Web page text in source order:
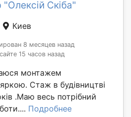
Скіба"
Киев
8 месяцев назад
15 часов назад
монтажем
Стаж в будівництві
.Маю весь потрібний
Подробнее